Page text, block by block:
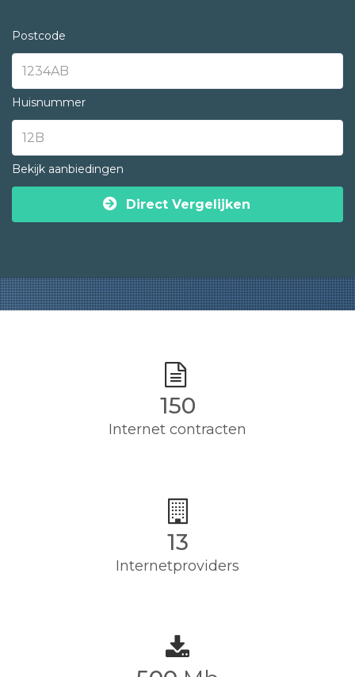
Postcode
Huisnummer
Bekijk aanbiedingen
Direct Vergelijken
150
Internet contracten
13
Internetproviders